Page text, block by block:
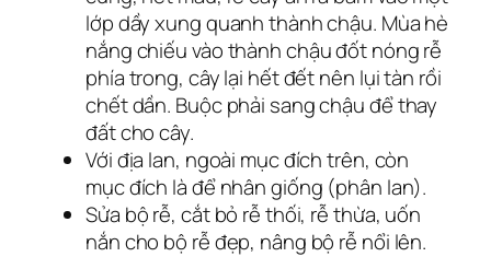
lớp dầy xung quanh thành chậu. Mùa hè
nắng chiếu vào thành chậu đốt nóng rễ
phía trong, cây lại hết đết nên lụi tàn rồi
chết dần. Buộc phải sang chậu để thay
đất cho cây.
Với địa lan, ngoài mục đích trên, còn
mục đích là để nhân giống (phân lan).
Sửa bộ rễ, cắt bỏ rễ thối, rễ thừa, uốn
nắn cho bộ rễ đẹp, nâng bộ rễ nổi lên.